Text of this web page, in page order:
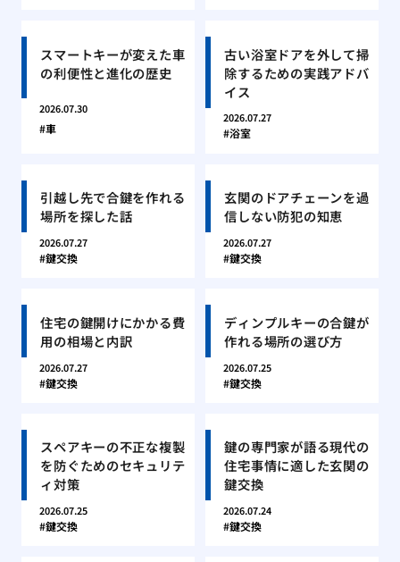
スマートキーが変えた車
の利便性と進化の歴史
2026.07.30
車
古い浴室ドアを外して掃
除するための実践アドバ
イス
2026.07.27
浴室
引越し先で合鍵を作れる
場所を探した話
2026.07.27
鍵交換
玄関のドアチェーンを過
信しない防犯の知恵
2026.07.27
鍵交換
住宅の鍵開けにかかる費
用の相場と内訳
2026.07.27
鍵交換
ディンプルキーの合鍵が
作れる場所の選び方
2026.07.25
鍵交換
スペアキーの不正な複製
を防ぐためのセキュリテ
ィ対策
2026.07.25
鍵交換
鍵の専門家が語る現代の
住宅事情に適した玄関の
鍵交換
2026.07.24
鍵交換